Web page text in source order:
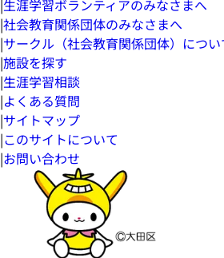
|生涯学習ボランティアのみなさまへ
|社会教育関係団体のみなさまへ
|サークル（社会教育関係団体）につい
|施設を探す
|生涯学習相談
|よくある質問
|サイトマップ
|このサイトについて
|お問い合わせ